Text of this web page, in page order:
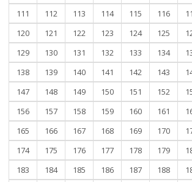
111
112 113 114 115 116
120
121 122 123 124 125
129
130 131 132 133 134
138
139 140 141 142 143
147
148 149 150 151 152
156
157 158 159 160 161
165
166 167 168 169 170
174
175 176 177 178 179
183
184 185 186 187 188